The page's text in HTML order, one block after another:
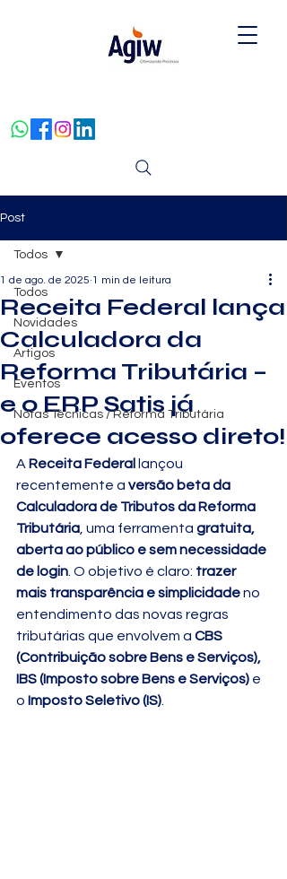
Post
Todos
Novidades
Artigos
Eventos
Notas Técnicas / Reforma Tributária
Todos
Receita Federal lança
Calculadora da
Reforma Tributária –
e o ERP Satis já
oferece acesso direto!
1 de ago. de 2025 1 min de leitura
A Receita Federal lançou
recentemente a versão beta da
Calculadora de Tributos da Reforma
Tributária , uma ferramenta gratuita,
aberta ao público e sem necessidade
de login . O objetivo é claro: trazer
mais transparência e simplicidade no
entendimento das novas regras
tributárias que envolvem a CBS
(Contribuição sobre Bens e Serviços),
IBS (Imposto sobre Bens e Serviços) e
o Imposto Seletivo (IS)